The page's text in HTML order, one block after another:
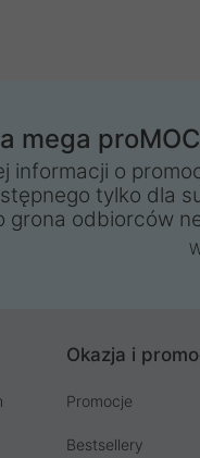
mega
informacji o
tylko dla
grona odbiorców
Okazja i
Promocje
Bestsellery